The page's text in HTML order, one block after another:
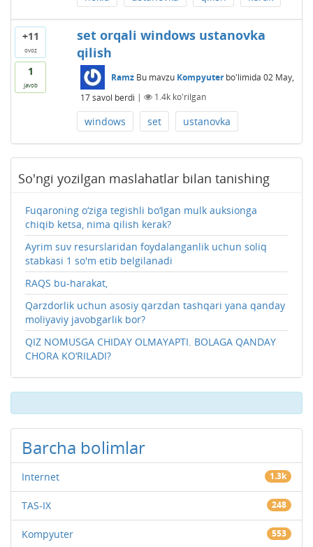
+11
ovoz
1
javob
set orqali windows ustanovka
qilish
Ramz Bu mavzu Kompyuterbo'limida 02 May,
17 savol berdi | 1.4kko'rilgan
windows set ustanovka
So'ngi yozilgan maslahatlar bilan tanishing
Fuqaroning o‘ziga tegishli bo‘lgan mulk auksionga
chiqib ketsa, nima qilish kerak?
Ayrim suv resurslaridan foydalanganlik uchun soliq
stabkasi 1 so'm etib belgilanadi
RAQS bu-harakat,
Qarzdorlik uchun asosiy qarzdan tashqari yana qanday
moliyaviy javobgarlik bor?
QIZ NOMUSGA CHIDAY OLMAYAPTI. BOLAGA QANDAY
CHORA KO‘RILADI?
Barcha bolimlar
Internet 1.3k
TAS-IX 248
Kompyuter 553